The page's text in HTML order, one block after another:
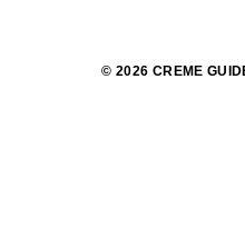
© 2026 CREME